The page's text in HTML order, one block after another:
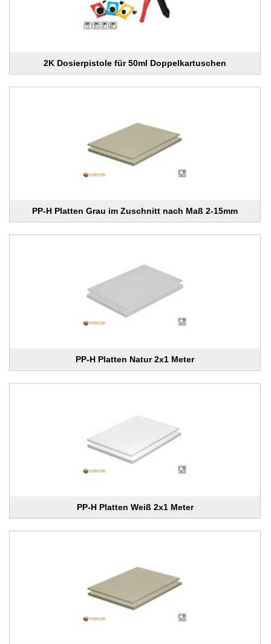
2K Dosierpistole für 50ml Doppelkartuschen
PP-H Platten Grau im Zuschnitt nach Maß 2-15mm
PP-H Platten Natur 2x1 Meter
PP-H Platten Weiß 2x1 Meter